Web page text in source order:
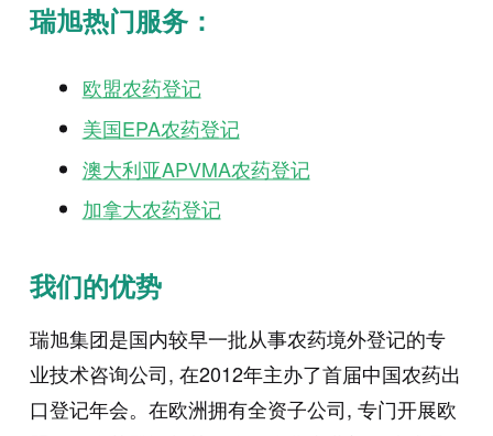
瑞旭热门服务：
欧盟农药登记
美国EPA农药登记
澳大利亚APVMA农药登记
加拿大农药登记
我们的优势
瑞旭集团是国内较早一批从事农药境外登记的专
业技术咨询公司, 在2012年主办了首届中国农药出
口登记年会。在欧洲拥有全资子公司, 专门开展欧